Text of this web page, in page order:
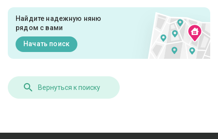
Найдите надежную няню
рядом с вами
Начать поиск
Вернуться к поиску